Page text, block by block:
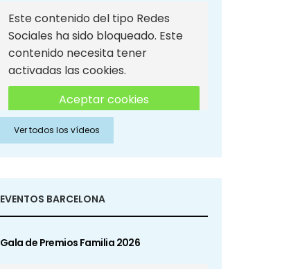
Este contenido del tipo Redes
Sociales ha sido bloqueado. Este
contenido necesita tener
activadas las cookies.
Aceptar cookies
Aceptar cookies de Redes
Sociales
Ver todos los vídeos
EVENTOS BARCELONA
Gala de Premios Familia 2026